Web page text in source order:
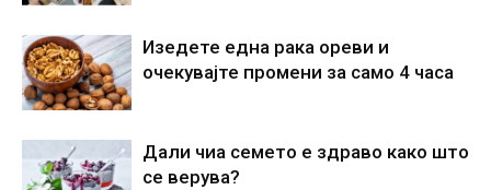
Изедете една рака ореви и
очекувајте промени за само 4 часа
Дали чиа семето е здраво како што
се верува?